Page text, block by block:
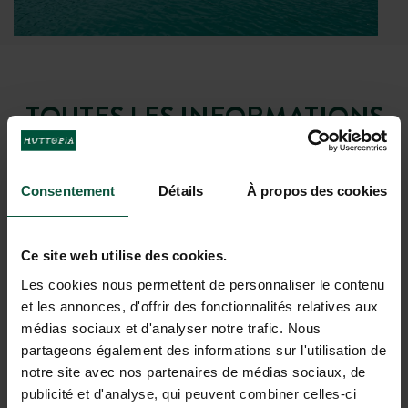
Consentement Détails À propos des cookies
Ce site web utilise des cookies.
Les cookies nous permettent de personnaliser le contenu
et les annonces, d'offrir des fonctionnalités relatives aux
médias sociaux et d'analyser notre trafic. Nous
partageons également des informations sur l'utilisation de
notre site avec nos partenaires de médias sociaux, de
publicité et d'analyse, qui peuvent combiner celles-ci
TOUTES LES INFORMATIONS
UTILES POUR PRÉPARER
VOTRE SÉJOUR
Café-comptoir
Consulter les dates
Service Bar
Consulter les dates
Service Petit-déjeuner
Consulter les dates